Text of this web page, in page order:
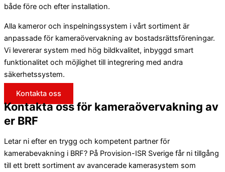
både före och efter installation.
Alla kameror och inspelningssystem i vårt sortiment är
anpassade för kameraövervakning av bostadsrättsföreningar.
Vi levererar system med hög bildkvalitet, inbyggd smart
funktionalitet och möjlighet till integrering med andra
säkerhetssystem.
Kontakta oss
Kontakta oss för kameraövervakning av
er BRF
Letar ni efter en trygg och kompetent partner för
kamerabevakning i BRF? På Provision-ISR Sverige får ni tillgång
till ett brett sortiment av avancerade kamerasystem som